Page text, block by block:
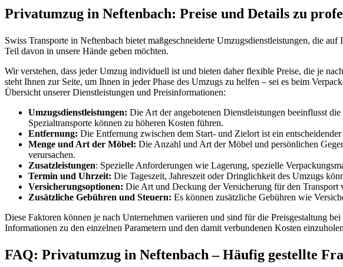
Privatumzug in Neftenbach: Preise und Details zu
Swiss Transporte in Neftenbach bietet maßgeschneiderte Umzugsdienstleistungen, die
Teil davon in unsere Hände geben möchten.
Wir verstehen, dass jeder Umzug individuell ist und bieten daher flexible Preise, die je
steht Ihnen zur Seite, um Ihnen in jeder Phase des Umzugs zu helfen – sei es beim
Übersicht unserer Dienstleistungen und Preisinformationen:
Umzugsdienstleistungen: Die Art der angebotenen Dienstleistungen beeinflusst
Spezialtransporte können zu höheren Kosten führen.
Entfernung: Die Entfernung zwischen dem Start- und Zielort ist ein
Menge und Art der Möbel: Die Anzahl und Art der Möbel und persönlichen
verursachen.
Zusatzleistungen: Spezielle Anforderungen wie Lagerung, spezielle
Termin und Uhrzeit: Die Tageszeit, Jahreszeit oder Dringlichkeit des Umzugs
Versicherungsoptionen: Die Art und Deckung der Versicherung für den Transport
Zusätzliche Gebühren und Steuern: Es können zusätzliche Gebühren wie
Diese Faktoren können je nach Unternehmen variieren und sind für die Preisgestaltung
Informationen zu den einzelnen Parametern und den damit verbundenen Kosten
FAQ: Privatumzug in Neftenbach – Häufig gestellte